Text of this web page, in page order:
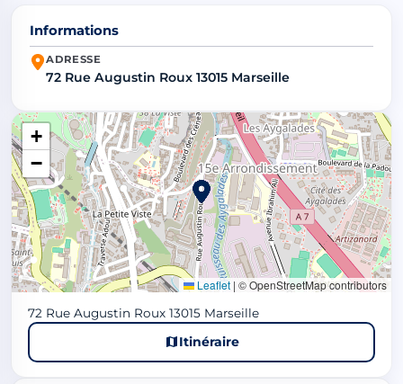
Informations
ADRESSE
72 Rue Augustin Roux 13015 Marseille
+
−
Leaflet | © OpenStreetMap contributors
72 Rue Augustin Roux 13015 Marseille
Itinéraire